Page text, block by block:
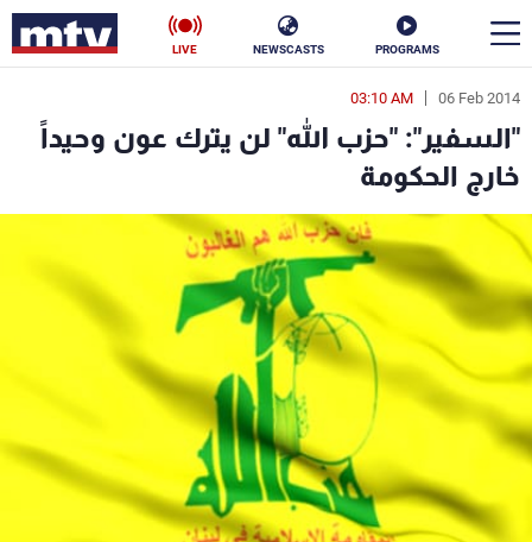
PROGRAMS
NEWSCASTS
LIVE
06 Feb 2014
03:10 AM
"السفير": "حزب الله" لن يترك عون وحيداً
خارج الحكومة
en
الأخبار
سياسة ناس
إقتصاد فن
منوعات رياضة
كأس العالم
البرامج
جدول البرامج